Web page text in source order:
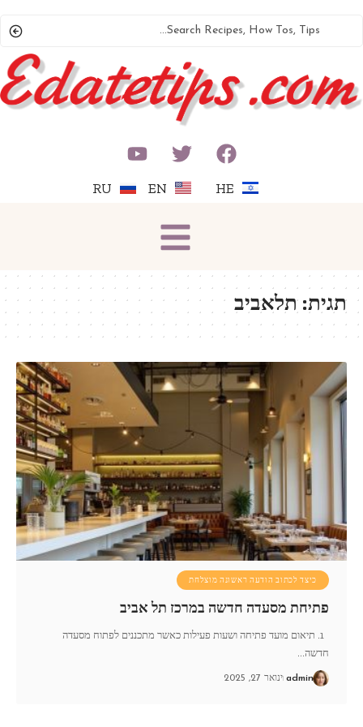
HE
EN
RU
תגית:תלאביב
כיצד לכתוב הודעה ראשונה מוצלחת
פתיחת מסעדה חדשה במרכז תל אביב
1. תיאום מועד פתיחה ושעות פעילות כאשר מתכננים לפתוח מסעדה
חדשה…
admin ינואר 27, 2025